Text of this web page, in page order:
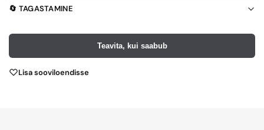
🔄 TAGASTAMINE
Teavita, kui saabub
Lisa sooviloendisse